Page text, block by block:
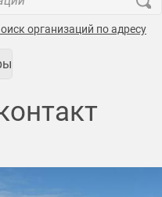
организаций по адресу